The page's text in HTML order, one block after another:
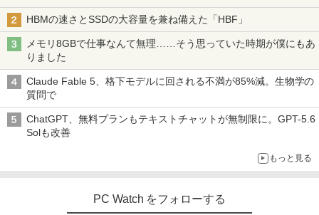
HBMの速さとSSDの大容量を兼ね備えた「HBF」
メモリ8GBで仕事なんて無理……そう思っていた時期が僕にもあ
りました
Claude Fable 5、格下モデルに回される不満が85%減。生物学の
質問で
ChatGPT、無料プランもテキストチャットが無制限に。GPT-5.6
Solも改善
もっと見る
PC Watch をフォローする